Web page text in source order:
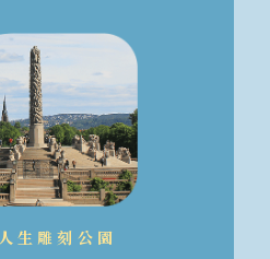
生雕刻公園